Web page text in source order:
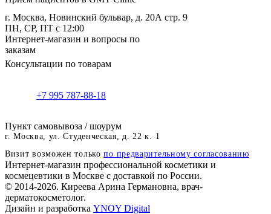
г. Москва, Новинский бульвар, д. 20А стр. 9
ПН, СР, ПТ с 12:00
Интернет-магазин и вопросы по
заказам
Консультации по товарам
+7 995 787-88-18
Пункт самовывоза / шоурум
г. Москва, ул. Студенческая, д. 22 к. 1
Визит возможен толькопо предварительному согласованию
Интернет-магазин профессиональной косметики и
космецевтики в Москве с доставкой по России.
© 2014-2026. Киреева Арина Германовна, врач-
дерматокосметолог.
Дизайн и разработка YNOY Digital